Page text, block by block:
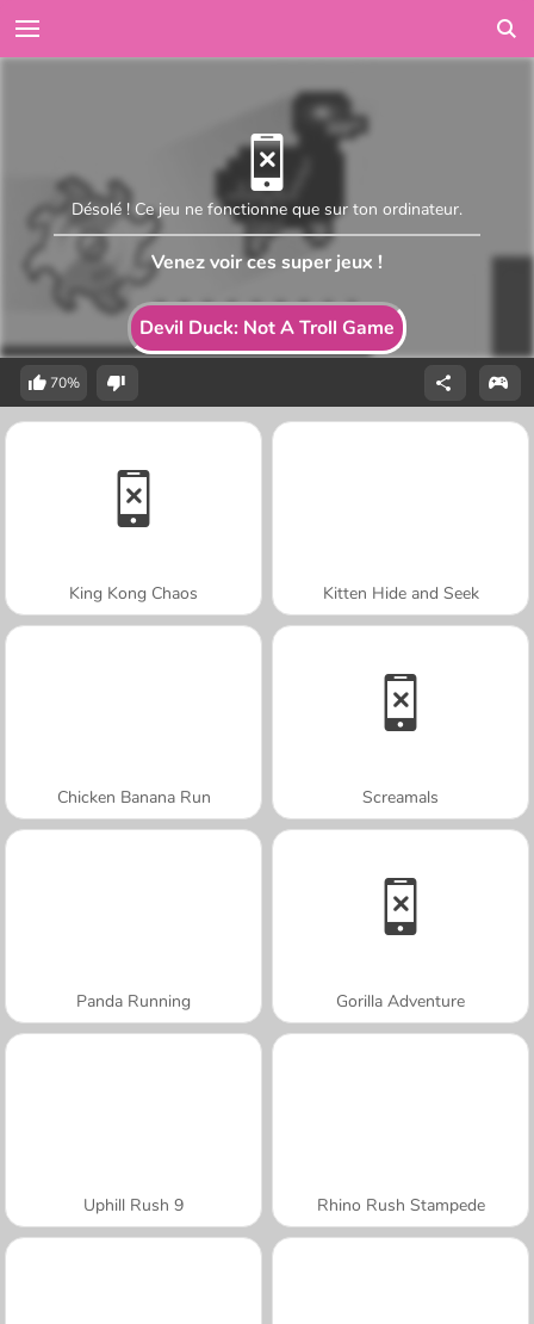
Devil Duck: Not A Troll Game
Désolé ! Ce jeu ne fonctionne que sur ton ordinateur.
Venez voir ces super jeux !
70%
King Kong Chaos Kitten Hide and Seek
Chicken Banana Run Screamals
Panda Running Gorilla Adventure
Uphill Rush 9 Rhino Rush Stampede